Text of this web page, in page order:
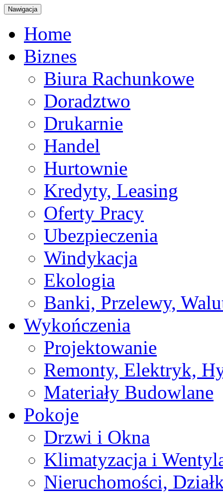
Nawigacja
Home
Biznes
Biura Rachunkowe
Doradztwo
Drukarnie
Handel
Hurtownie
Kredyty, Leasing
Oferty Pracy
Ubezpieczenia
Windykacja
Ekologia
Banki, Przelewy,
Wykończenia
Projektowanie
Remonty, Elektryk,
Materiały Budowlane
Pokoje
Drzwi i Okna
Klimatyzacja i
Nieruchomości,